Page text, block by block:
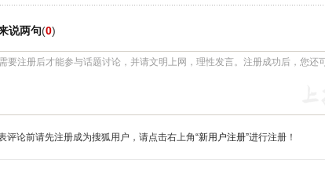
说两句(0)
评论前请先注册成为搜狐用户，请点击右上角“新用户注册”进行注册！